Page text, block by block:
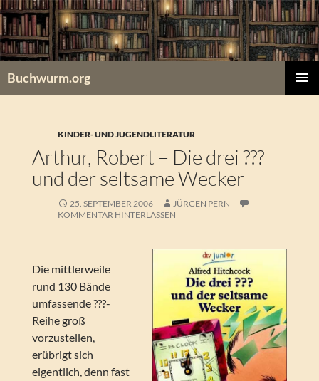
Zum
Inhalt
springen
Buchwurm.org
KINDER- UND JUGENDLITERATUR
Arthur, Robert – Die drei ???
und der seltsame Wecker
25. SEPTEMBER 2006
JÜRGEN PERN
KOMMENTAR HINTERLASSEN
Die mittlerweile
rund 130 Bände
umfassende ???-
Reihe groß
vorzustellen,
erübrigt sich
eigentlich, denn fast